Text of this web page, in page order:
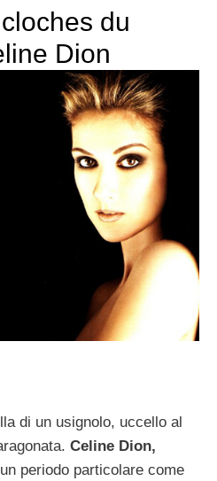
du
Dion
di un usignolo, uccello al
Celine Dion,
periodo particolare come